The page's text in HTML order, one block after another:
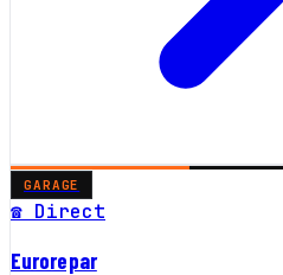
GARAGE
☎ Direct
Eurorepar